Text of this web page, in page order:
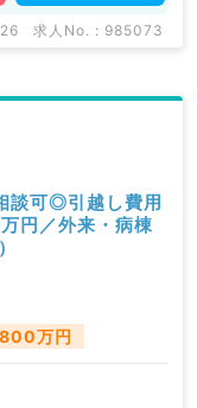
求人No. : 985073
談可◎引越し費用
円／外来・病棟
万円